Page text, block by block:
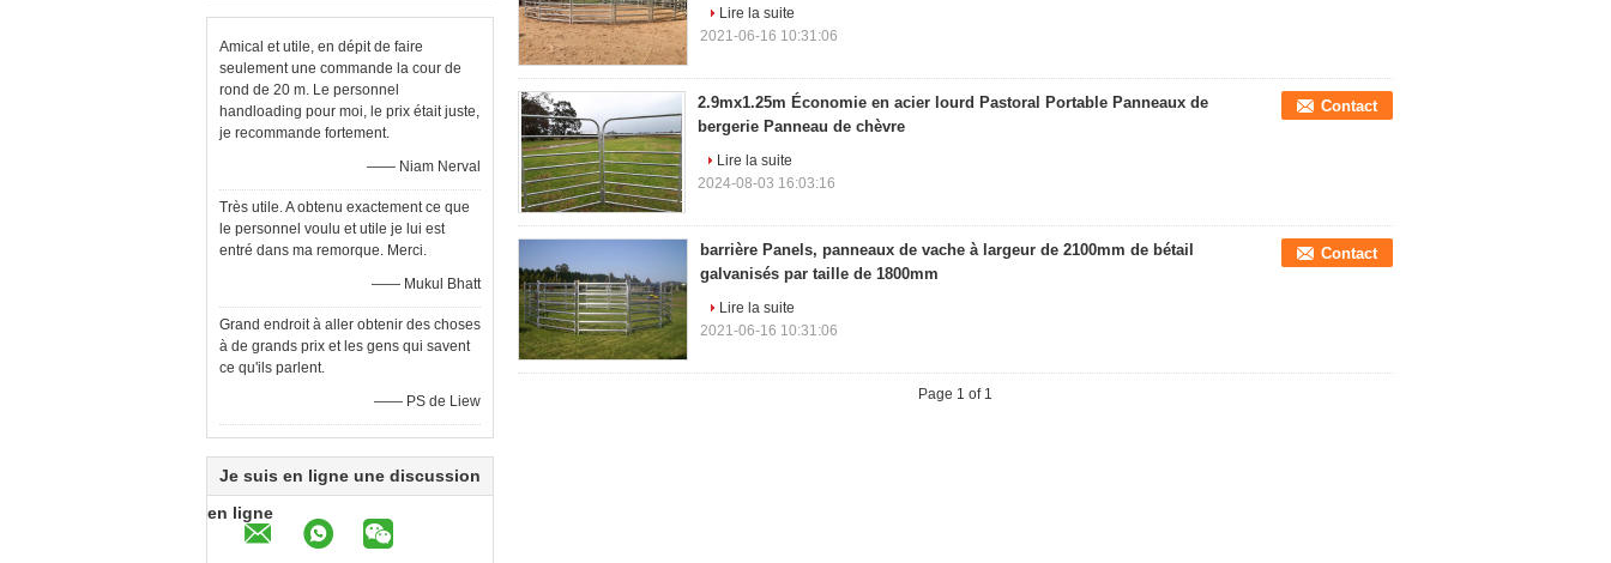
Amical et utile, en dépit de faire
seulement une commande la cour de
rond de 20 m. Le personnel
handloading pour moi, le prix était juste,
je recommande fortement.
—— Niam Nerval
Très utile. A obtenu exactement ce que
le personnel voulu et utile je lui est
entré dans ma remorque. Merci.
—— Mukul Bhatt
Grand endroit à aller obtenir des choses
à de grands prix et les gens qui savent
ce qu'ils parlent.
—— PS de Liew
Je suis en ligne une discussion
en ligne
Lire la suite
2021-06-16 10:31:06
2.9mx1.25m Économie en acier lourd Pastoral Portable Panneaux de
bergerie Panneau de chèvre
Contact
Lire la suite
2024-08-03 16:03:16
barrière Panels, panneaux de vache à largeur de 2100mm de bétail
galvanisés par taille de 1800mm
Contact
Lire la suite
2021-06-16 10:31:06
Page 1 of 1